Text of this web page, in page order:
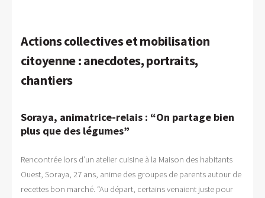
Actions collectives et mobilisation
citoyenne : anecdotes, portraits,
chantiers
Soraya, animatrice-relais : “On partage bien
plus que des légumes”
Rencontrée lors d’un atelier cuisine à la Maison des habitants
Ouest, Soraya, 27 ans, anime des groupes de parents autour de
recettes bon marché. “Au départ, certains venaient juste pour